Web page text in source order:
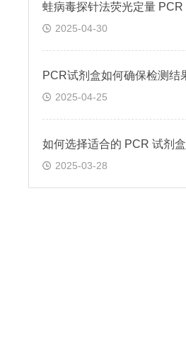
2025-04-30
2025-04-25
如何选择适合的 PCR 试剂盒
2025-03-28